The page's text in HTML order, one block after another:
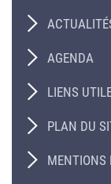
AGENDA
LIENS
PLAN DU
MENTIONS